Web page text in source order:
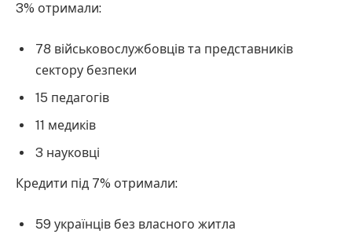
3% отримали:
78 військовослужбовців та представників
сектору безпеки
15 педагогів
11 медиків
3 науковці
Кредити під 7% отримали:
59 українців без власного житла